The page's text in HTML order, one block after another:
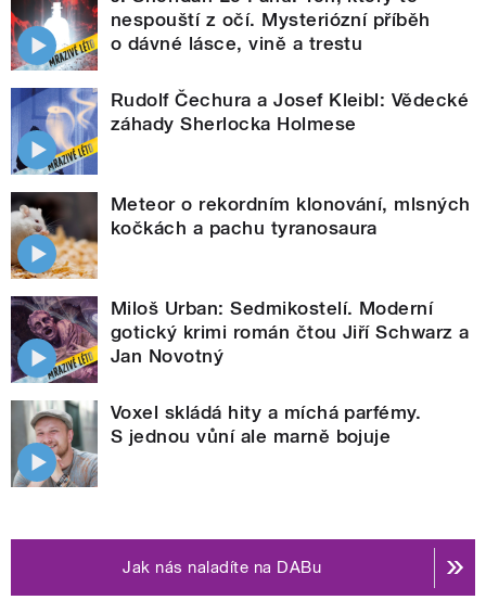
nespouští z očí. Mysteriózní příběh
o dávné lásce, vině a trestu
Rudolf Čechura a Josef Kleibl: Vědecké
záhady Sherlocka Holmese
Meteor o rekordním klonování, mlsných
kočkách a pachu tyranosaura
Miloš Urban: Sedmikostelí. Moderní
gotický krimi román čtou Jiří Schwarz a
Jan Novotný
Voxel skládá hity a míchá parfémy.
S jednou vůní ale marně bojuje
Jak nás naladíte na DABu